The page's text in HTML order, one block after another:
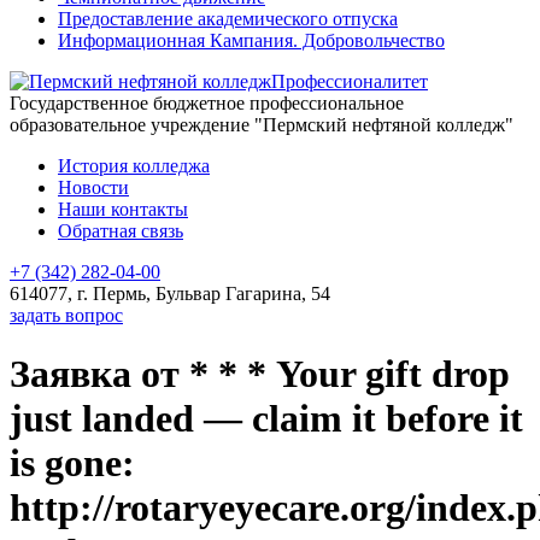
Предоставление академического отпуска
Информационная Кампания. Добровольчество
Профессионалитет
Государственное бюджетное профессиональное
образовательное учреждение "Пермский нефтяной колледж"
История колледжа
Новости
Наши контакты
Обратная связь
+7 (342) 282-04-00
614077, г. Пермь, Бульвар Гагарина, 54
задать вопрос
Заявка от * * * Your gift drop
just landed — claim it before it
is gone:
http://rotaryeyecare.org/